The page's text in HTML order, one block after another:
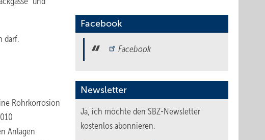
darf.
Rohrkorrosion
Anlagen
Facebook
Facebook
Newsletter
Ja, ich möchte den SBZ-Newsletter
kostenlos abonnieren.